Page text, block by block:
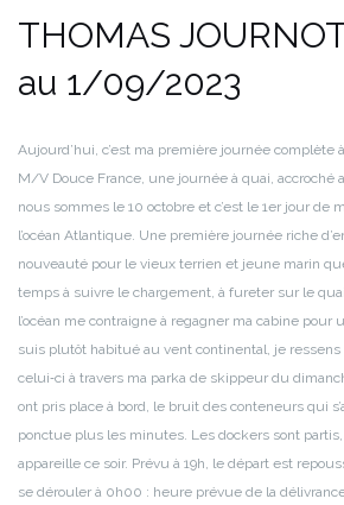
THOMAS
au 1/09/2023
Aujourd’hui, c’est ma première journée complète
M/V Douce France, une journée à quai, accroché
nous sommes le 10 octobre et c’est le 1er jour de
l’océan Atlantique. Une première journée riche
nouveauté pour le vieux terrien et jeune marin
temps à suivre le chargement, à fureter sur le
l’océan me contraigne à regagner ma cabine
suis plutôt habitué au vent continental, je
celui‑ci à travers ma parka de skippeur du
ont pris place à bord, le bruit des conteneurs qui
ponctue plus les minutes. Les dockers sont
appareille ce soir. Prévu à 19h, le départ est
se dérouler à 0h00 : heure prévue de la